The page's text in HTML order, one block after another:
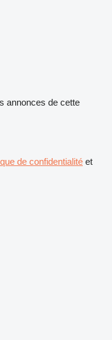
annonces de cette
de confidentialité et